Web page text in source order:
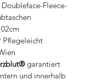
Fleece-
Pflegeleicht
garantiert
und innerhalb